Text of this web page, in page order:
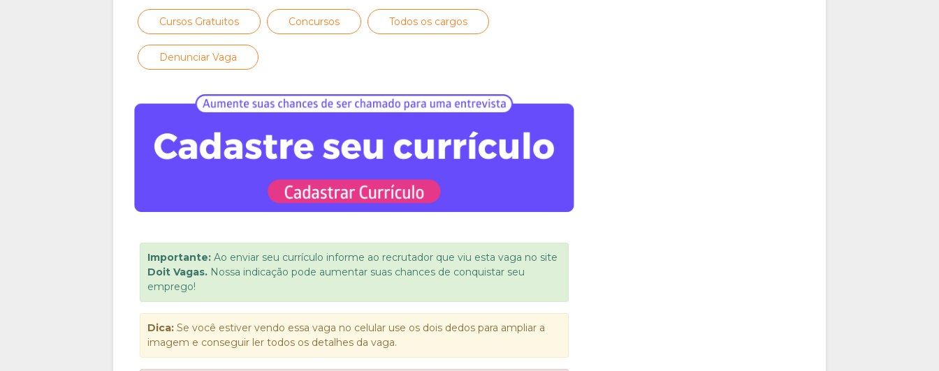
Cursos Gratuitos Concursos Todos os cargos
Denunciar Vaga
Importante: Ao enviar seu currículo informe ao recrutador que viu esta vaga no site
Doit Vagas. Nossa indicação pode aumentar suas chances de conquistar seu
emprego!
Dica: Se você estiver vendo essa vaga no celular use os dois dedos para ampliar a
imagem e conseguir ler todos os detalhes da vaga.